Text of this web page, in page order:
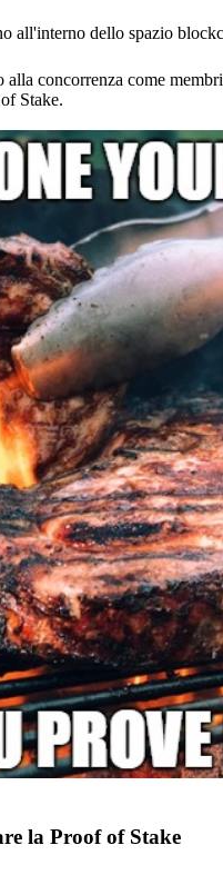
all'interno dello spazio
concorrenza come
Stake.
la Proof of Stake